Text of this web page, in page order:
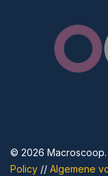
© 2026 Macroscoop.
Policy // Algemene